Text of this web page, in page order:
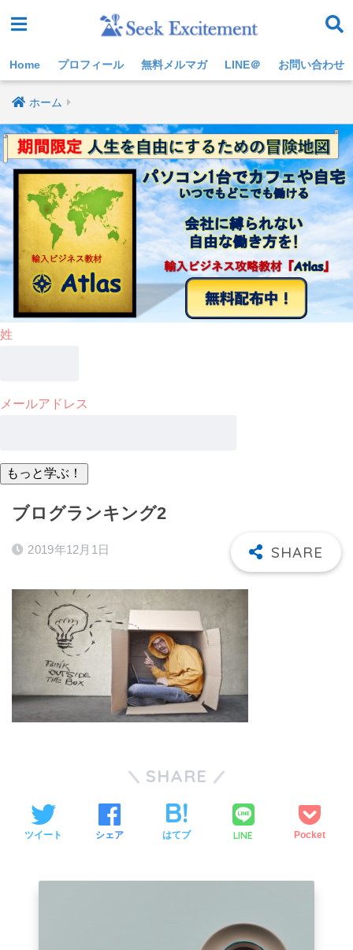
Home プロフィール 無料メルマガ LINE＠ お問い合わせ
ホーム
姓
メールアドレス
ブログランキング2
2019年12月1日
SHARE
ツイート シェア はてブ LINE Pocket